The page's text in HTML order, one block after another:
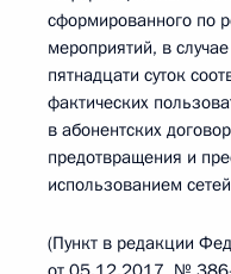
сформированного по
мероприятий, в
пятнадцати суток
фактических
в абонентских
предотвращения и
использованием
(Пункт в редакции